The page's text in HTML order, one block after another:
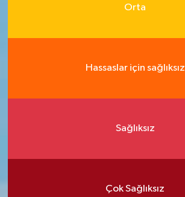
Orta
Hassaslar için sağlıksız
Sağlıksız
Çok Sağlıksız